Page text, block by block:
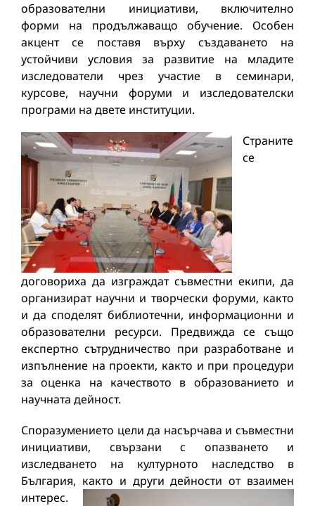
образователни инициативи, включително
форми на продължаващо обучение. Особен
акцент се поставя върху създаването на
устойчиви условия за развитие на младите
изследователи чрез участие в семинари,
курсове, научни форуми и изследователски
програми на двете институции.
Страните
се
договориха да изграждат съвместни екипи, да
организират научни и творчески форуми, както
и да споделят библиотечни, информационни и
образователни ресурси. Предвижда се също
експертно сътрудничество при разработване и
изпълнение на проекти, както и при процедури
за оценка на качеството в образованието и
научната дейност.
Споразумението цели да насърчава и съвместни
инициативи, свързани с опазването и
изследването на културното наследство в
България, както и други дейности от взаимен
интерес.